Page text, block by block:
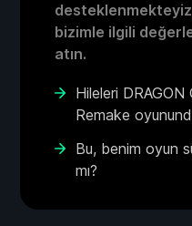
bizimle ilgili
atın.
Hileleri
Remake
Bu, benim oyun
mı?